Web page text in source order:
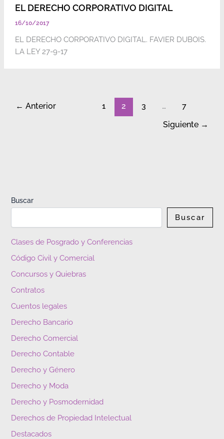
EL DERECHO CORPORATIVO DIGITAL
16/10/2017
EL DERECHO CORPORATIVO DIGITAL. FAVIER DUBOIS.
LA LEY 27-9-17
← Anterior 1 2 3 …
7
Siguiente →
Buscar
Buscar
Clases de Posgrado y Conferencias
Código Civil y Comercial
Concursos y Quiebras
Contratos
Cuentos legales
Derecho Bancario
Derecho Comercial
Derecho Contable
Derecho y Género
Derecho y Moda
Derecho y Posmodernidad
Derechos de Propiedad Intelectual
Destacados